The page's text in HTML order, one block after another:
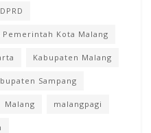
DPRD
Pemerintah Kota Malang
Kabupaten Malang
Sampang
Malang malangpagi